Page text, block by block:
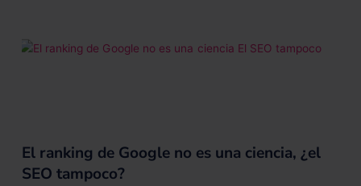
El ranking de Google no es una ciencia, ¿el
SEO tampoco?